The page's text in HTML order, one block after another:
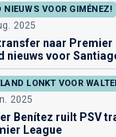
NIEUWS VOOR GIMÉNEZ!
2025
naar Premier
nieuws voor
LONKT VOOR
2025
Benítez ruilt PSV
League